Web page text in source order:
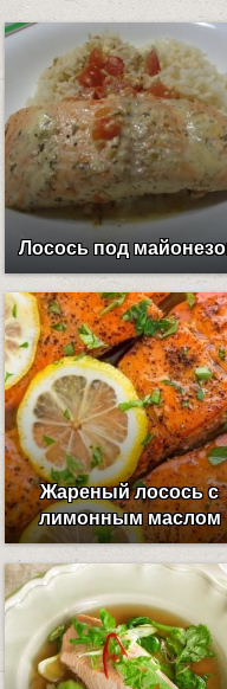
Лосось под
Жареный лосось с
лимонным маслом